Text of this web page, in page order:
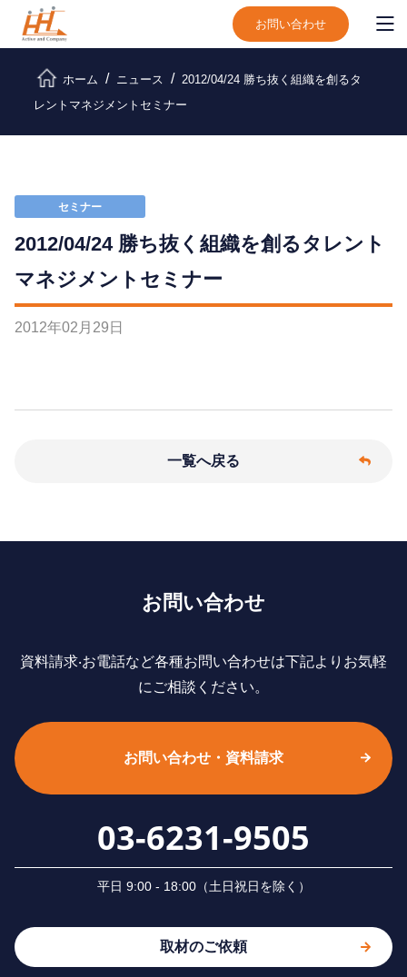
お問い合わせ
ホーム ニュース
2012/04/24 勝ち抜く組織を創るタ
レントマネジメントセミナー
セミナー
2012/04/24 勝ち抜く組織を創るタレント
マネジメントセミナー
2012年02 月 29 日
一覧へ戻る
お問い合わせ
資料請求‧お電話など各種お問い合わせは下記よりお気軽
にご相談ください。
お問い合わせ・資料請求
03-6231-9505
平⽇ 9:00 - 18:00（⼟⽇祝⽇を除く）
取材のご依頼